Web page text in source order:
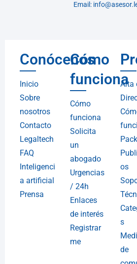
Email:
Conócenos
Inicio
Sobre
nosotros
Contacto
Legaltech
FAQ
Inteligenci
a artificial
Prensa
Cómo
funciona
Cómo
funciona
Solicita
un
abogado
Urgencias
/ 24h
Enlaces
de interés
Registrar
me
Alta
os
s
de